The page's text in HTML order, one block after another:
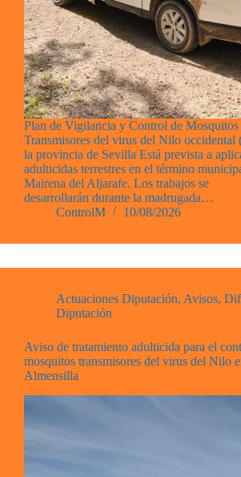
Plan de Vigilancia y Control de Mosquitos
Transmisores del virus del Nilo occidental
la provincia de Sevilla Está prevista a
adulticidas terrestres en el término
Mairena del Aljarafe. Los trabajos se
desarrollarán durante la madrugada…
ControlM
10/08/2026
Actuaciones Diputación, Avisos,
Diputación
Aviso de tratamiento adulticida para el
mosquitos transmisores del virus del Nilo
Almensilla